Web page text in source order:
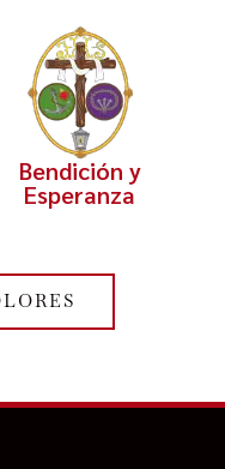
Bendición y
Esperanza